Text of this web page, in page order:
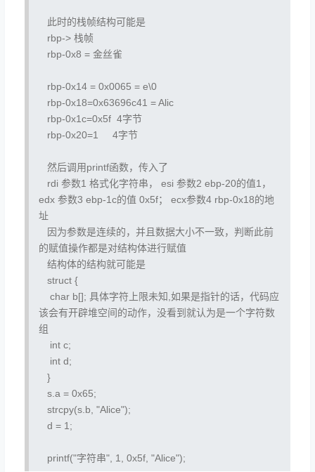
此时的栈帧结构可能是
rbp-> 栈帧
rbp-0x8 = 金丝雀
rbp-0x14 = 0x0065 = e\0
rbp-0x18=0x63696c41 = Alic
rbp-0x1c=0x5f 4字节
rbp-0x20=1 4字节
然后调用printf函数，传入了
rdi 参数1 格式化字符串， esi 参数2 ebp-20的值1，
edx 参数3 ebp-1c的值 0x5f； ecx参数4 rbp-0x18的地
址
因为参数是连续的，并且数据大小不一致，判断此前
的赋值操作都是对结构体进行赋值
结构体的结构就可能是
struct {
char b[]; 具体字符上限未知,如果是指针的话，代码应
该会有开辟堆空间的动作，没看到就认为是一个字符数
组
int c;
int d;
}
s.a = 0x65;
strcpy(s.b, "Alice");
d = 1;
printf("字符串", 1, 0x5f, "Alice");